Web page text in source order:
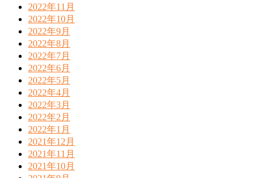
2022年11月
2022年10月
2022年9月
2022年8月
2022年7月
2022年6月
2022年5月
2022年4月
2022年3月
2022年2月
2022年1月
2021年12月
2021年11月
2021年10月